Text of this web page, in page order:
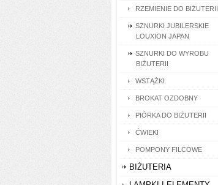
RZEMIENIE DO BIŻUTERII
SZNURKI JUBILERSKIE
LOUXION JAPAN
SZNURKI DO WYROBU
BIŻUTERII
WSTĄŻKI
BROKAT OZDOBNY
PIÓRKA DO BIŻUTERII
ĆWIEKI
POMPONY FILCOWE
BIŻUTERIA